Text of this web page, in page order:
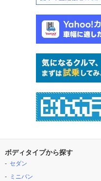
ボディタイプから探す
セダン
ミニバン